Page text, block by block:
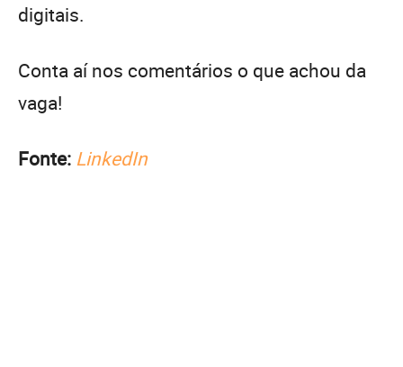
digitais.
Conta aí nos comentários o que achou da
vaga!
Fonte: LinkedIn